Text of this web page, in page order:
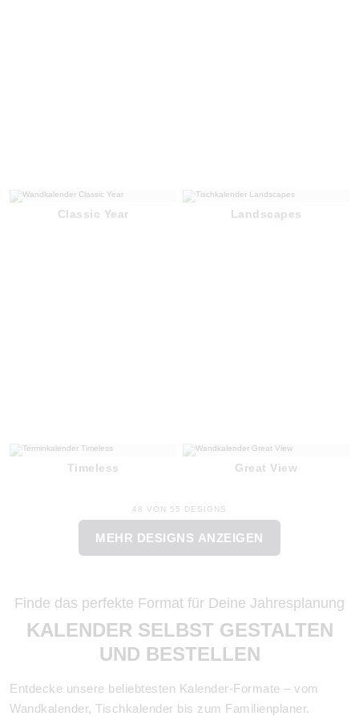
Classic Year Landscapes
Timeless Great View
48 VON 55 DESIGNS
MEHR DESIGNS ANZEIGEN
Finde das perfekte Format für Deine Jahresplanung
KALENDER SELBST GESTALTEN
UND BESTELLEN
Entdecke unsere beliebtesten Kalender-Formate – vom
Wandkalender, Tischkalender bis zum Familienplaner.